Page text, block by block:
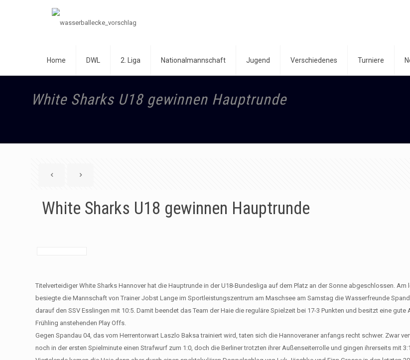
Home DWL 2. Liga Nationalmannschaft Jugend Verschiedenes Turniere
White Sharks U18 gewinnen Hauptrunde
White Sharks U18 gewinnen Hauptrunde
Titelverteidiger White Sharks Hannover hat die Hauptrunde in der U18-Bundesliga auf dem Platz an der Sonne abgeschlossen.
besiegte die Mannschaft von Trainer Jobst Lange im Sportleistungszentrum am Maschsee am Samstag die Wasserfreunde
darauf den SSV Esslingen mit 10:5. Damit beendet das Team der Haie die reguläre Spielzeit bei 17-3 Punkten und besitzt eine
Frühling anstehenden Play Offs.
Gegen Spandau 04, das vom Herrentorwart Laszlo Baksa trainiert wird, taten sich die Hannoveraner anfangs recht schwer. Zwar
noch in der ersten Spielminute einen Strafwurf zum 1:0, doch die Berliner trotzten ihrer Außenseiterrolle und gingen ihrerseits mit